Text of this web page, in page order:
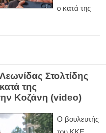
ο κατά της
Στολτίδης
της
Κοζάνη (video)
Ο βουλευτής